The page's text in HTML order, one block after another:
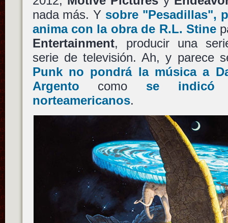
nada más. Y sobre "Pesadillas",
anima con la obra de R.L. Stine
Entertainment, producir una
serie de televisión. Ah, y parece
Punkno pondrá la música a
Argento como se indicó
norteamericanos.